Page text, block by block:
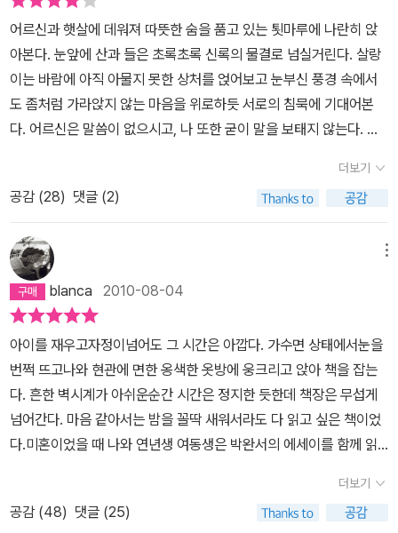
어르신과 햇살에 데워져 따뜻한 숨을 품고 있는 툇마루에 나란히 앉
아본다. 눈앞에 산과 들은 초록초록 신록의 물결로 넘실거린다. 살랑
이는 바람에 아직 아물지 못한 상처를 얹어보고 눈부신 풍경 속에서
도 좀처럼 가라앉지 않는 마음을 위로하듯 서로의 침묵에 기대어본
다. 어르신은 말씀이 없으시고, 나 또한 굳이 말을 보태지 않는다. 말
막 산문집 <못 가본 길이 더 아름답다>를 펼치자, 자연이 주는 아름
다움에 흠뻑 취해 그녀가 자연으로부터 얻은 위로가 어떠하였는가를
상상해 볼 수 있었다. 가장 깊은 위로를 건네는 것은 결국 바람과 나무
와 흙이라는 듯 자연을, 있는 그대로 느껴보며 나의 오래 묵은 마음도
겨울을 벗어본다. 믿음과 기회를 잃은 채 얼어붙은 희망 속에서 성장
이 멎어 버린 듯했던 한 소녀가 세월이 흘러 삶의 소소한 즐거움의 놀
이터가 되어주는 작은 마당을 가꾸며 맨손으로 흙을 주무른다. 손톱
밑이 까맣게 물든 자기 손을 들여다보며, 며칠만 이 흙을 간직하면 열
손가락 끝에서 푸릇한 싹이 돋아나지 않겠느냐고 엉뚱한 상상을 하는
나이 든 여인에 이르기까지의 긴 세월. 저 멀리 산등성이에 겹겹이 쌓
인 초록의 결처럼 이어지는 이야기들을 나는 따뜻한 빛을 가만히 받
아들이듯 그 풍경 속으로 스며든다. 우리 할머니였다면 옆구리 쿡 찔
러서 눈치 한번 쓱 주고 싶을 만큼 솔직하면서도 통통 튀는 매력을 지
닌 분께서 이곳저곳 뚫고 올라오는 잡초를 매일 뽑아내며 몸을 쓰는
더보기
공감 (28) 댓글 (2)
blanca 2010-08-04
아이를 재우고자정이넘어도 그 시간은 아깝다. 가수면 상태에서눈을
번쩍 뜨고나와 현관에 면한 옹색한 옷방에 웅크리고 앉아 책을 잡는
다. 흔한 벽시계가 아쉬운순간 시간은 정지한 듯한데 책장은 무섭게
넘어간다. 마음 같아서는 밤을 꼴딱 새워서라도 다 읽고 싶은 책이었
다.미혼이었을 때 나와 연년생 여동생은 박완서의 에세이를 함께 읽
이해하려 들었다. 이 책을 다 읽고 더이상 책을 읽지 않는 여동생에게
선물하고 싶다는 생각을 했다. 박완서의 수필. 그 곳의 어느 지점에서
더보기
공감 (48) 댓글 (25)